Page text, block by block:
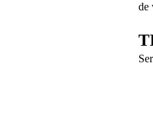
de